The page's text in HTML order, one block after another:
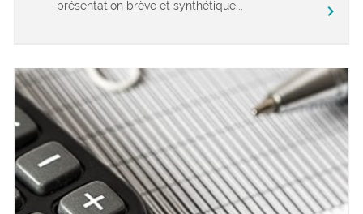
présentation brève et synthétique...
chevron_right